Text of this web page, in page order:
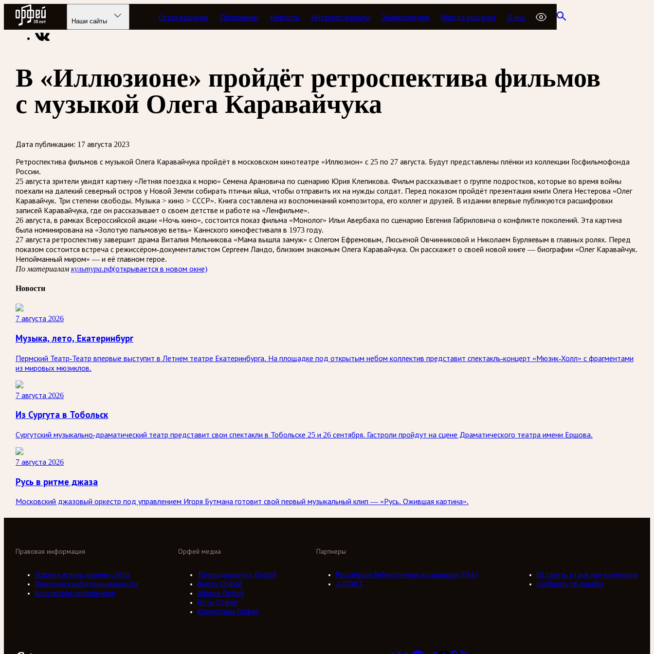
Радио Орфей
Наши сайты Сетка вещания Программы Новости Интернет-каналы Энциклопедия Города вещания О нас
Радио классической музыки «Орфей» Новости
В «Иллюзионе» пройдёт ретроспектива фильмов
с музыкой Олега Каравайчука
Дата публикации: 17 августа 2023
Ретроспектива фильмов с музыкой Олега Каравайчука пройдёт в московском кинотеатре «Иллюзион» с 25 по 27 августа. Будут представлены плёнки из коллекции Госфильмофонда
России.
25 августа зрители увидят картину «Летняя поездка к морю» Семена Арановича по сценарию Юрия Клепикова. Фильм рассказывает о группе подростков, которые во время войны
поехали на далекий северный остров у Новой Земли собирать птичьи яйца, чтобы отправить их на нужды солдат. Перед показом пройдёт презентация книги Олега Нестерова «Олег
Каравайчук. Три степени свободы. Музыка > кино > СССР». Книга составлена из воспоминаний композитора, его коллег и друзей. В издании впервые публикуются расшифровки
записей Каравайчука, где он рассказывает о своем детстве и работе на «Ленфильме».
26 августа, в рамках Всероссийской акции «Ночь кино», состоится показ фильма «Монолог» Ильи Авербаха по сценарию Евгения Габриловича о конфликте поколений. Эта картина
была номинирована на «Золотую пальмовую ветвь» Каннского кинофестиваля в 1973 году.
27 августа ретроспективу завершит драма Виталия Мельникова «Мама вышла замуж» с Олегом Ефремовым, Люсьеной Овчинниковой и Николаем Бурляевым в главных ролях. Перед
показом состоится встреча с режиссёром-документалистом Сергеем Ландо, близким знакомым Олега Каравайчука. Он расскажет о своей новой книге — биографии «Олег Каравайчук.
Непойманный миром» — и её главном герое.
По материалам культура.рф(открывается в новом окне)
Новости
7 августа 2026
Музыка, лето, Екатеринбург
Пермский Театр-Театр впервые выступит в Летнем театре Екатеринбурга. На площадке под открытым небом коллектив представит спектакль-концерт «Мюзик-Холл» с фрагментами
из мировых мюзиклов.
7 августа 2026
Из Сургута в Тобольск
Сургутский музыкально-драматический театр представит свои спектакли в Тобольске 25 и 26 сентября. Гастроли пройдут на сцене Драматического театра имени Ершова.
7 августа 2026
Русь в ритме джаза
Московский джазовый оркестр под управлением Игоря Бутмана готовит свой первый музыкальный клип — «Русь. Ожившая картина».
Орфей медиа
Телерадиоцентр Орфей
Видео Орфей
Афиша Орфей
Ноты Орфей
Коллективы Орфей
Партнеры
Российская библиотечная ассоциация (РБА)
///ТРАКТ
Правовая информация
Условия использования сайта
Политика конфиденциальности
Контактная информация
Оставить отзыв или пожелание
Сообщить об ошибке